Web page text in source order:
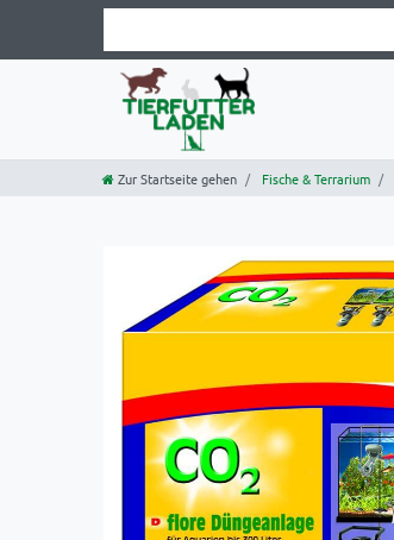
Zur Startseite gehen Fische & Terrarium